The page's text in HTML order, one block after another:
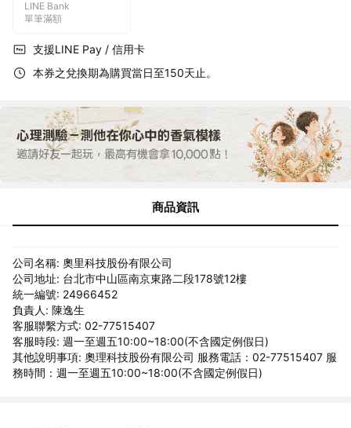
LINE Bank
單筆滿額
支援LINE Pay / 信用卡
本券之兌換期為購買當日至150天止。
商品資訊
公司名稱: 奧里科技股份有限公司
公司地址: 台北市中山區南京東路二段178號12樓
統一編號: 24966452
負責人: 陳逸生
客服聯繫方式: 02-77515407
客服時段: 週一至週五10:00~18:00(不含國定例假日)
其他說明事項: 奧理科技股份有限公司 服務電話：02-77515407 服
務時間：週一至週五10:00~18:00(不含國定例假日)